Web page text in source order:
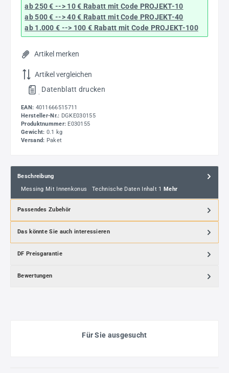
ab 250 € --> 10 € Rabatt mit Code PROJEKT-10
ab 500 € --> 40 € Rabatt mit Code PROJEKT-40
ab 1.000 € --> 100 € Rabatt mit Code PROJEKT-100
Artikel merken
Artikel vergleichen
. Datenblatt drucken
EAN: 4011666515711
Hersteller-Nr.: DGKE030155
Produktnummer: E030155
Gewicht: 0.1 kg
Versand: Paket
Beschreibung
Messing Mit Innenkonus Technische Daten Inhalt 1 Mehr
Passendes Zubehör
Das könnte Sie auch interessieren
DF Preisgarantie
Bewertungen
Für Sie ausgesucht